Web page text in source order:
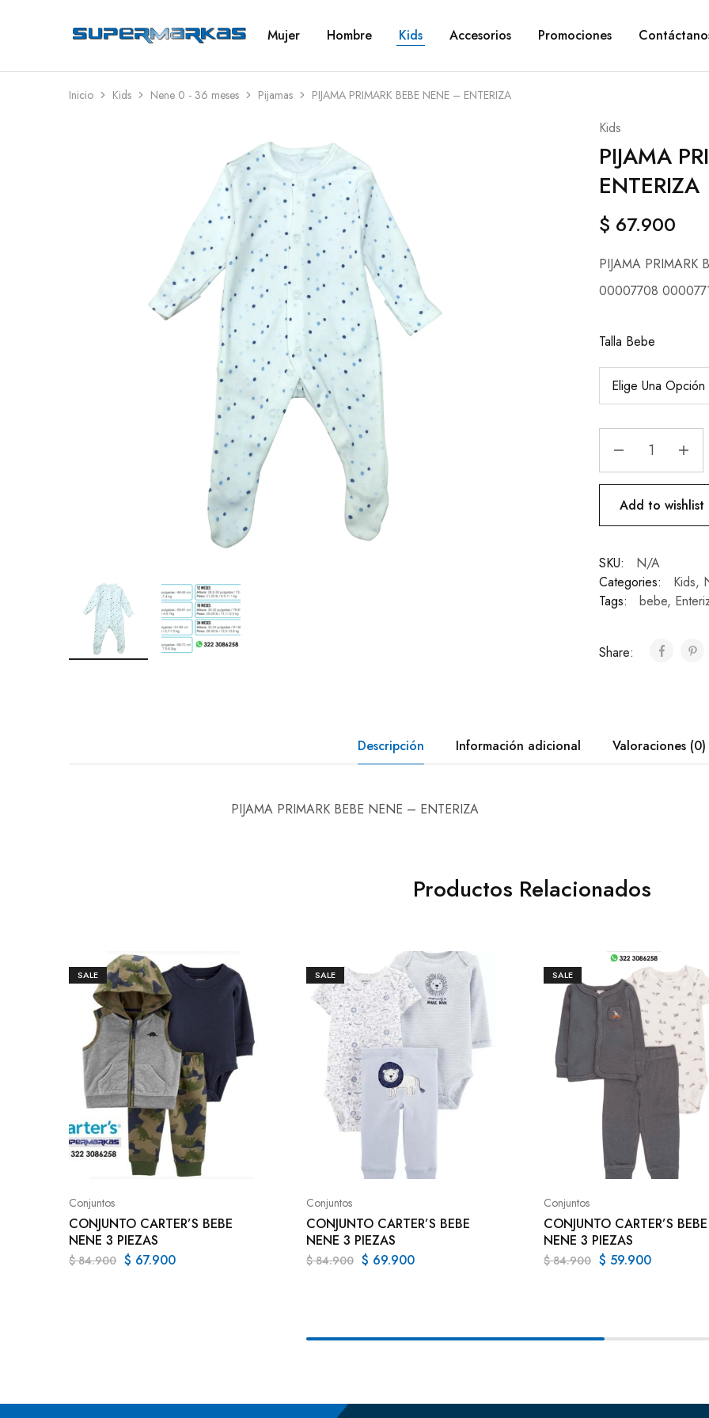
SuperMarkas
Ropa
Envío
gratis*
Mujer Hombre Kids Accesorios Promociones
Inicio Kids Nene 0 - 36 meses Pijamas PIJAMA PRIMARK BEBE NENE – ENTERIZA
Kids
PIJAMA
ENTERIZA
$ 67.900
PIJAMA PRIMARK
00007708
Talla Bebe
Add to wishlist
SKU:
N/A
Categories:
Kids,
Tags:
bebe,
Share:
Descripción Información adicional Valoraciones (0)
PIJAMA PRIMARK BEBE NENE – ENTERIZA
Productos Relacionados
SALE
Conjuntos
CONJUNTO CARTER’S BEBE
NENE 3 PIEZAS
$84.900 $ 67.900
SALE
Conjuntos
CONJUNTO CARTER’S BEBE
NENE 3 PIEZAS
$84.900 $ 69.900
SALE
Conjuntos
CONJUNTO CARTER’S BEBE
NENE 3 PIEZAS
$84.900 $ 59.900